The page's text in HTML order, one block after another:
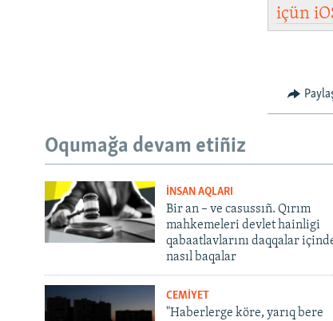
içün
Oqumağa devam etiñiz
İNSAN AQLARI
Bir an – ve casussıñ. Qırım
mahkemeleri devlet hainligi
qabaatlavlarını daqqalar
nasıl baqalar
CEMİYET
"Haberlerge köre, yarıq bere